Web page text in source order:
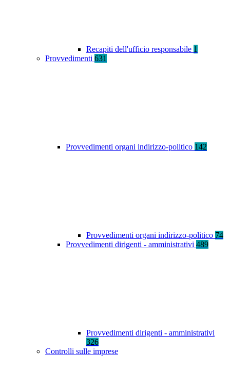
Recapiti dell'ufficio responsabile 1
Provvedimenti 631
Provvedimenti organi indirizzo-politico 142
Provvedimenti organi indirizzo-politico 74
Provvedimenti dirigenti - amministrativi 489
Provvedimenti dirigenti - amministrativi
326
Controlli sulle imprese